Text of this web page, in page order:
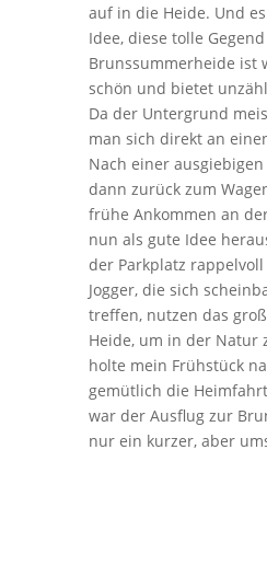
auf in die Heide. Und
Idee, diese tolle
Brunssummerheide ist
schön und bietet
Da der Untergrund
man sich direkt an
Nach einer
dann zurück zum
frühe Ankommen an
nun als gute Idee
der Parkplatz rappelvoll
Jogger, die sich
treffen, nutzen das
Heide, um in der Natur
holte mein Frühstück
gemütlich die
war der Ausflug zur
nur ein kurzer, aber